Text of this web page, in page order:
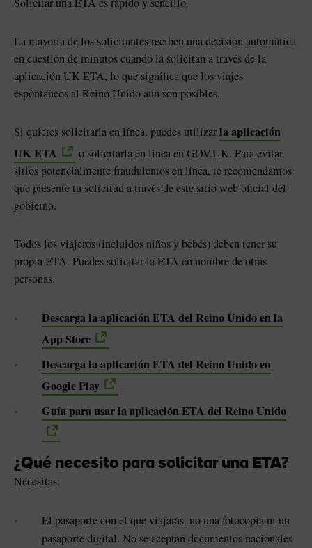
La mayoría de los solicitantes reciben una decisión automática
en cuestión de minutos cuando la solicitan a través de la
aplicación UK ETA, lo que significa que los viajes
espontáneos al Reino Unido aún son posibles.
Si quieres solicitarla en línea, puedes utilizarla aplicación
UK ETA
o solicitarla en línea en GOV.UK. Para evitar
sitios potencialmente fraudulentos en línea, te recomendamos
que presente tu solicitud a través de este sitio web oficial del
gobierno.
Todos los viajeros (incluidos niños y bebés) deben tener su
propia ETA. Puedes solicitar la ETA en nombre de otras
personas.
Descarga la aplicación ETA del Reino Unido en la
App Store
Descarga la aplicación ETA del Reino Unido en
Google Play
Guía para usar la aplicación ETA del Reino Unido
¿Qué necesito para solicitar una ETA?
Necesitas:
El pasaporte con el que viajarás, no una fotocopia ni un
pasaporte digital. No se aceptan documentos nacionales